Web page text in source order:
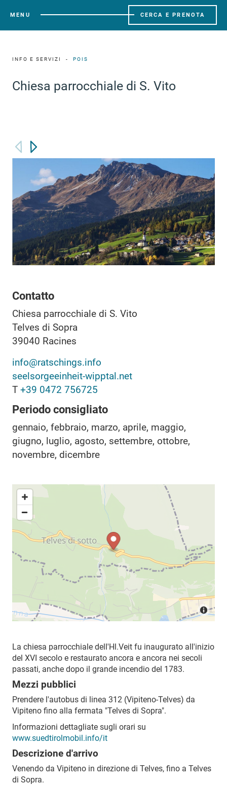
MENU CERCA E PRENOTA
INFO E SERVIZI POIS
Chiesa parrocchiale di S. Vito
Contatto
Chiesa parrocchiale di S. Vito
Telves di Sopra
39040 Racines
info@ratschings.info
seelsorgeeinheit-wipptal.net
T +39 0472 756725
Periodo consigliato
gennaio, febbraio, marzo, aprile, maggio,
giugno, luglio, agosto, settembre, ottobre,
novembre, dicembre
La chiesa parrocchiale dell'Hl.Veit fu inaugurato all'inizio
del XVI secolo e restaurato ancora e ancora nei secoli
passati, anche dopo il grande incendio del 1783.
Mezzi pubblici
Prendere l'autobus di linea 312 (Vipiteno-Telves) da
Vipiteno fino alla fermata "Telves di Sopra".
Informazioni dettagliate sugli orari su
www.suedtirolmobil.info/it
Descrizione d'arrivo
Venendo da Vipiteno in direzione di Telves, fino a Telves
di Sopra.